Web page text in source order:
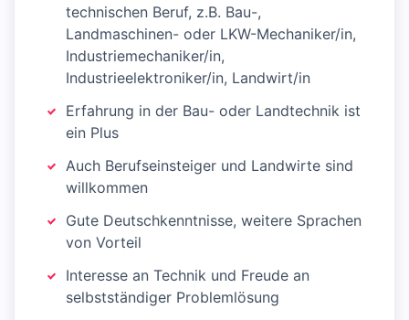
technischen Beruf, z.B. Bau-,
Landmaschinen- oder LKW-Mechaniker/in,
Industriemechaniker/in,
Industrieelektroniker/in, Landwirt/in
Erfahrung in der Bau- oder Landtechnik ist
ein Plus
Auch Berufseinsteiger und Landwirte sind
willkommen
Gute Deutschkenntnisse, weitere Sprachen
von Vorteil
Interesse an Technik und Freude an
selbstständiger Problemlösung